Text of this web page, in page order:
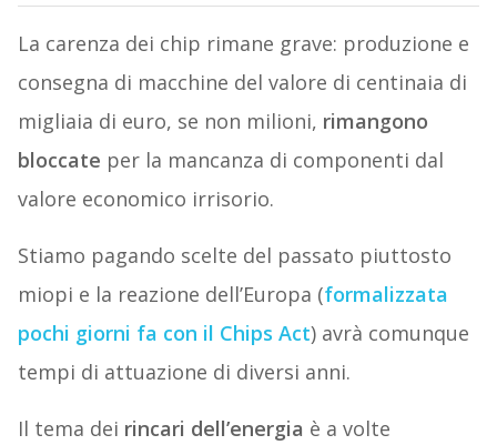
La carenza dei chip rimane grave: produzione e
consegna di macchine del valore di centinaia di
migliaia di euro, se non milioni, rimangono
bloccate per la mancanza di componenti dal
valore economico irrisorio.
Stiamo pagando scelte del passato piuttosto
miopi e la reazione dell’Europa (formalizzata
pochi giorni fa con il Chips Act) avrà comunque
tempi di attuazione di diversi anni.
Il tema dei rincari dell’energia è a volte